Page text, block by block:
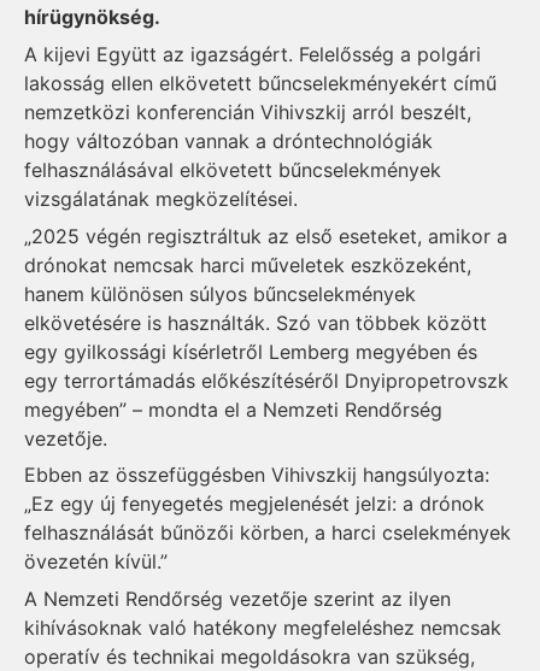
hírügynökség.
A kijevi Együtt az igazságért. Felelősség a polgári
lakosság ellen elkövetett bűncselekményekért című
nemzetközi konferencián Vihivszkij arról beszélt,
hogy változóban vannak a dróntechnológiák
felhasználásával elkövetett bűncselekmények
vizsgálatának megközelítései.
„2025 végén regisztráltuk az első eseteket, amikor a
drónokat nemcsak harci műveletek eszközeként,
hanem különösen súlyos bűncselekmények
elkövetésére is használták. Szó van többek között
egy gyilkossági kísérletről Lemberg megyében és
egy terrortámadás előkészítéséről Dnyipropetrovszk
megyében” – mondta el a Nemzeti Rendőrség
vezetője.
Ebben az összefüggésben Vihivszkij hangsúlyozta:
„Ez egy új fenyegetés megjelenését jelzi: a drónok
felhasználását bűnözői körben, a harci cselekmények
övezetén kívül.”
A Nemzeti Rendőrség vezetője szerint az ilyen
kihívásoknak való hatékony megfeleléshez nemcsak
operatív és technikai megoldásokra van szükség,